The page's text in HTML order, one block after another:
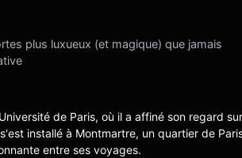
plus luxueux (et magique) que jamais
de Paris, où il a affiné son regard
installé à Montmartre, un quartier de
entre ses voyages.